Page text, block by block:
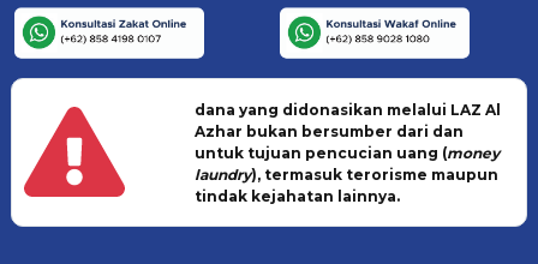
dana yang didonasikan melalui LAZ Al
Azhar bukan bersumber dari dan
untuk tujuan pencucian uang (money
laundry), termasuk terorisme maupun
tindak kejahatan lainnya.